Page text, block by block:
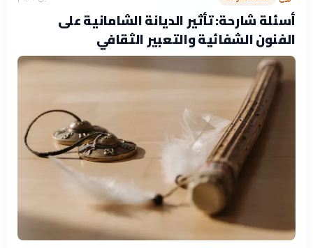
أسئلة شارحة: تأثير الديانة الشامانية على
الفنون الشفائية والتعبير الثقافي